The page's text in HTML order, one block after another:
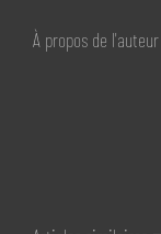
À propos de